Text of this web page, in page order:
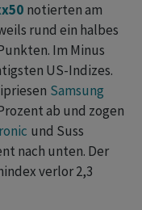
notierten am
rund ein halbes
Im Minus
US-Indizes.
Samsung
ab und zogen
und Suss
nach unten. Der
verlor 2,3